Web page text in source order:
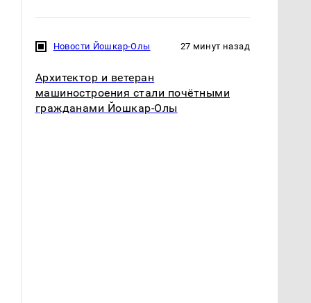
Новости Йошкар-Олы 27 минут назад
Архитектор и ветеран
машиностроения стали почётными
гражданами Йошкар-Олы